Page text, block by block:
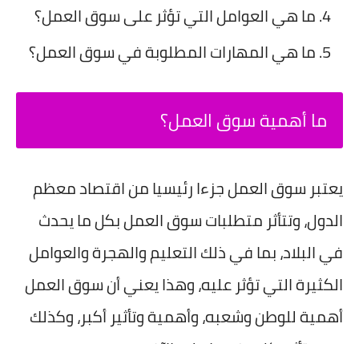
ما هي العوامل التي تؤثر على سوق العمل؟
ما هي المهارات المطلوبة في سوق العمل؟
ما أهمية سوق العمل؟
يعتبر سوق العمل جزءا رئيسيا من اقتصاد معظم
الدول، وتتأثر متطلبات سوق العمل بكل ما يحدث
في البلاد، بما في ذلك التعليم والهجرة والعوامل
الكثيرة التي تؤثر عليه، وهذا يعني أن سوق العمل
أهمية للوطن وشعبه، وأهمية وتأثير أكبر، وكذلك